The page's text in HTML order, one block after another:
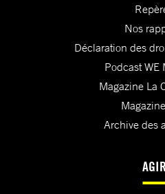
Nos
Déclaration des
Podcast WE
Magazine La
Archive des
AGIR